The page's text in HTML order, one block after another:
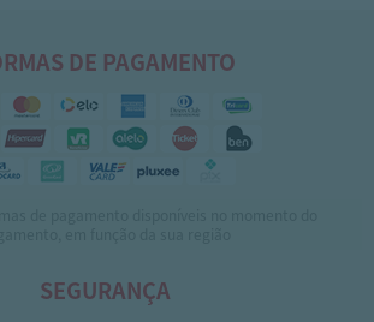
DE PAGAMENTO
SEGURANÇA